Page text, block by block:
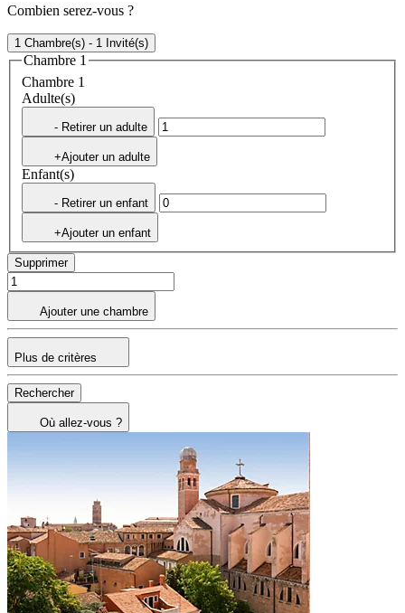
Combien serez-vous ?
1 Chambre(s) - 1 Invité(s)
Chambre 1
Chambre 1
Adulte(s)
- Retirer un adulte
+Ajouter un adulte
Enfant(s)
- Retirer un enfant
+Ajouter un enfant
Supprimer
Ajouter une chambre
Plus de critères
Rechercher
Où allez-vous ?